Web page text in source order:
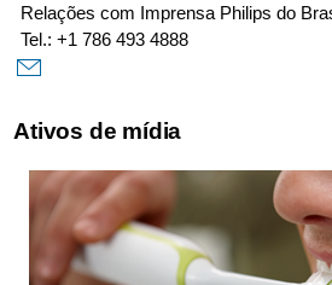
Relações com Imprensa Philips do
Tel.: +1 786 493 4888
Ativos de mídia